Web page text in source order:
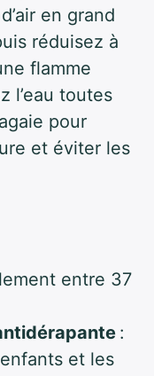
en grand
réduisez à
flamme
l’eau toutes
pour
et éviter les
entre 37
:
et les